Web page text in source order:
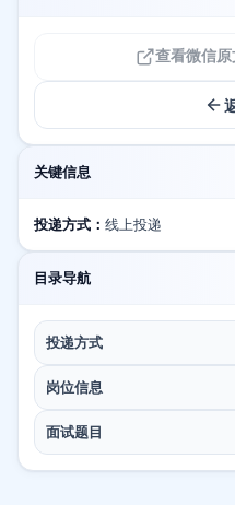
查看微信原
关键信息
投递方式： 线上投递
目录导航
投递方式
岗位信息
面试题目